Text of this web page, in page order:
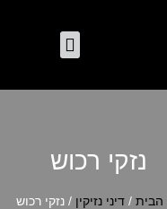
נזקי רכוש
הבית /דיני נזיקין /נזקי רכוש